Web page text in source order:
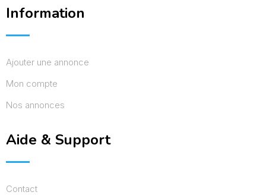
Information
Ajouter une annonce
Mon compte
Nos annonces
Aide & Support
Contact